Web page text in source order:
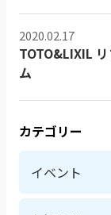
2020.02.17
TOTO&LIXIL
ム
カテゴリー
イベント